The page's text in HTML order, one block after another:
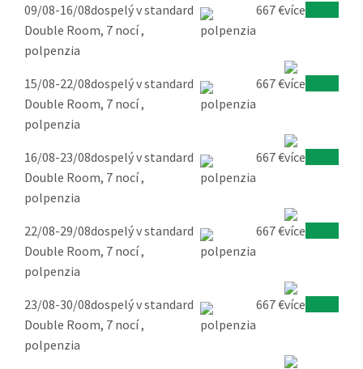
09/08-16/08dospelý v standard
Double Room, 7 nocí ,
polpenzia
667 €
15/08-22/08dospelý v standard
Double Room, 7 nocí ,
polpenzia
667 €
16/08-23/08dospelý v standard
Double Room, 7 nocí ,
polpenzia
667 €
22/08-29/08dospelý v standard
Double Room, 7 nocí ,
polpenzia
667 €
23/08-30/08dospelý v standard
Double Room, 7 nocí ,
polpenzia
667 €